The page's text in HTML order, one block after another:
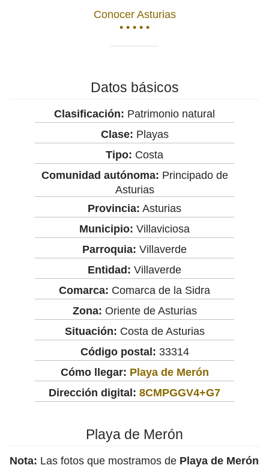
Conocer Asturias
• • • • •
Datos básicos
Clasificación: Patrimonio natural
Clase: Playas
Tipo: Costa
Comunidad autónoma: Principado de
Asturias
Provincia: Asturias
Municipio: Villaviciosa
Parroquia: Villaverde
Entidad: Villaverde
Comarca: Comarca de la Sidra
Zona: Oriente de Asturias
Situación: Costa de Asturias
Código postal: 33314
Cómo llegar: Playa de Merón
Dirección digital: 8CMPGGV4+G7
Playa de Merón
Nota: Las fotos que mostramos de Playa de Merón